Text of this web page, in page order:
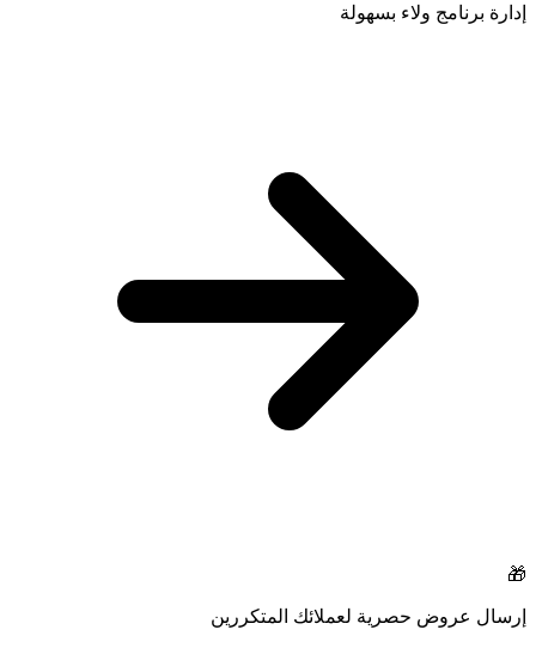
إدارة برنامج ولاء بسهولة
🎁
إرسال عروض حصرية لعملائك المتكررين